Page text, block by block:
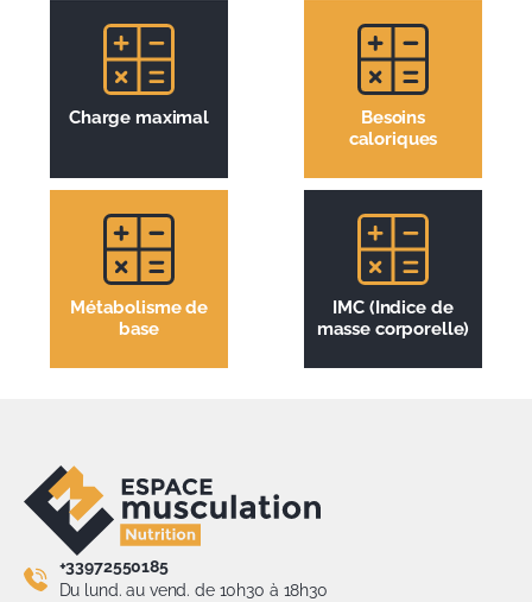
Charge maximal
Besoins
caloriques
Métabolisme de
base
IMC (Indice de
masse corporelle)
+33972550185
Du lund. au vend. de 10h30 à 18h30